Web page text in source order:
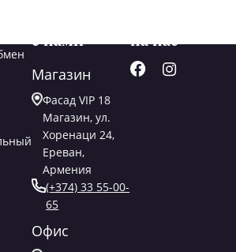
с нами
Магазин
Фасад VIP 18
Магазин, ул.
Хоренаци 24,
Ереван,
Армения
(+374) 33 55-00-
65
Офис
на нас